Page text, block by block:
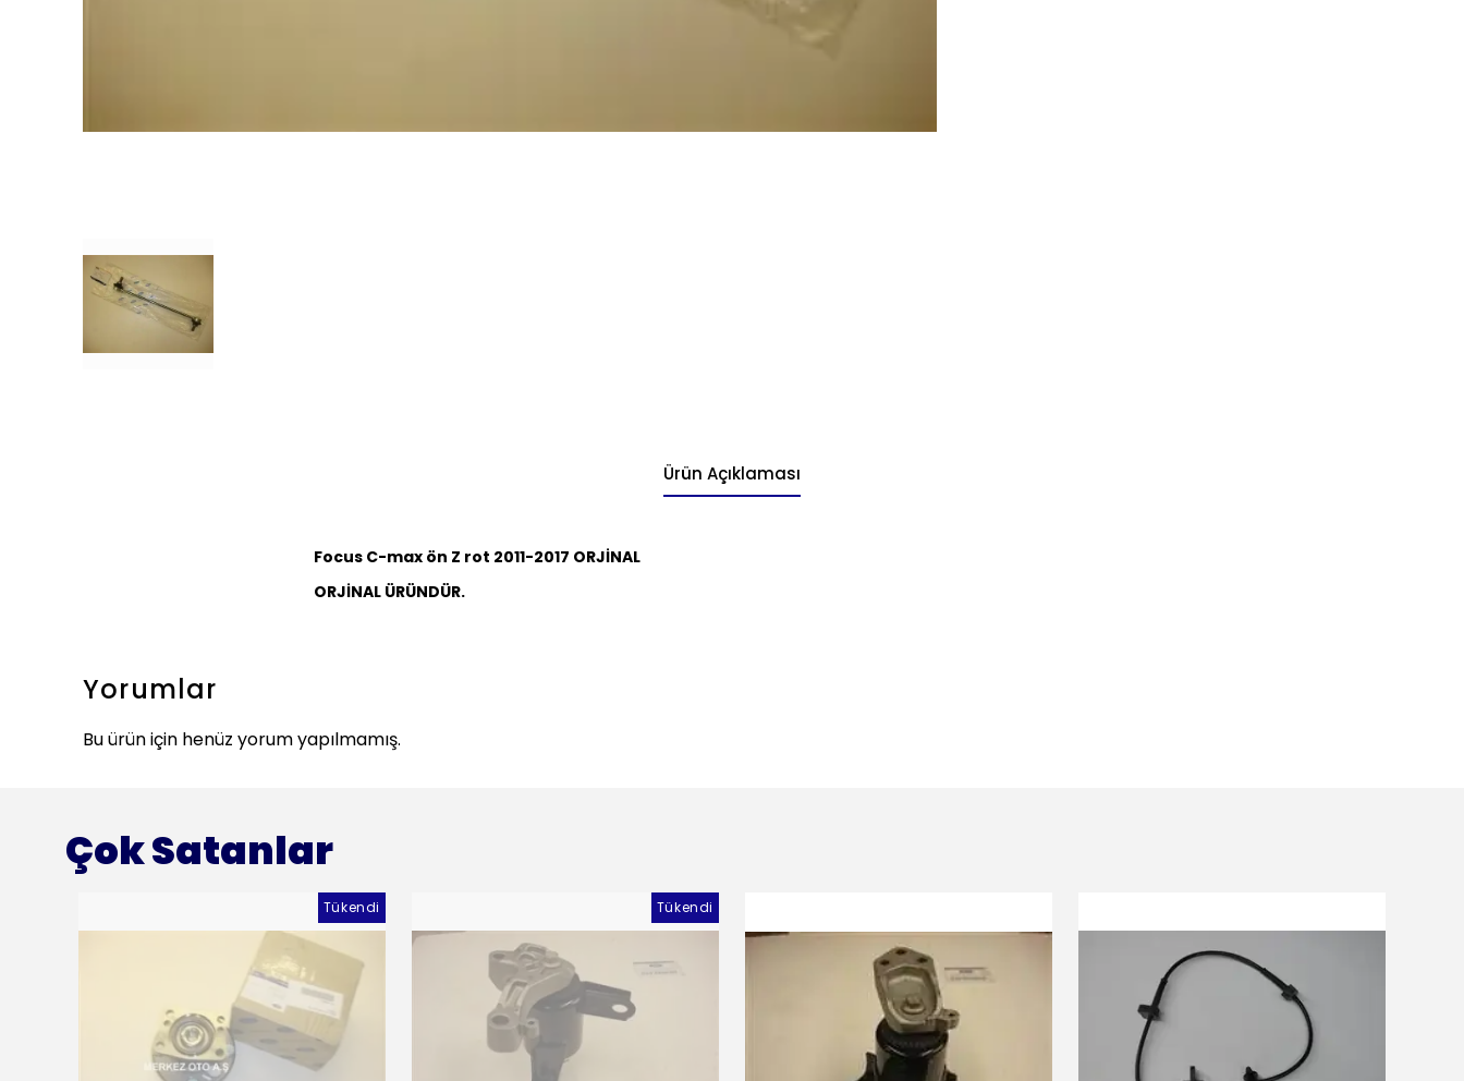
Ürün Açıklaması
Focus C-max ön Z rot 2011-2017 ORJİNAL
ORJİNAL ÜRÜNDÜR.
Yorumlar
Bu ürün için henüz yorum yapılmamış.
Çok Satanlar
Tükendi Tükendi